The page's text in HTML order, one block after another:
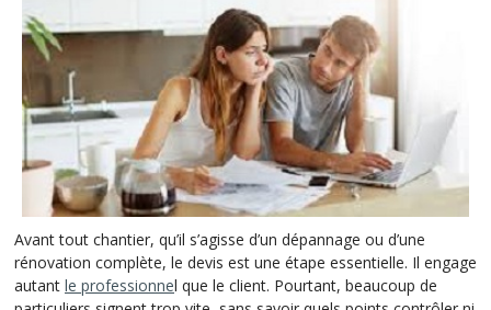
Avant tout chantier, qu’il s’agisse d’un dépannage ou d’une
rénovation complète, le devis est une étape essentielle. Il engage
autant le professionnel que le client. Pourtant, beaucoup de